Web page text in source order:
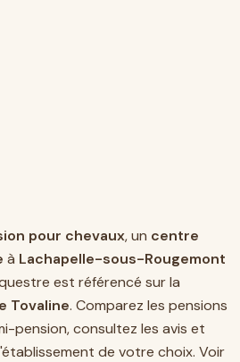
pour chevaux, un centre
à Lachapelle-sous-Rougemont
est référencé sur la
Tovaline. Comparez les pensions
pension, consultez les avis et
de votre choix. Voir